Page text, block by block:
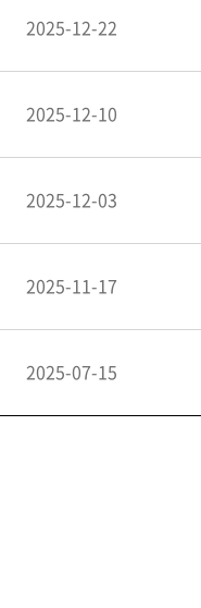
2025-12-22
2025-12-10
2025-12-03
2025-11-17
2025-07-15